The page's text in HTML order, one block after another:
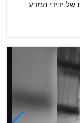
של ידידי המדע